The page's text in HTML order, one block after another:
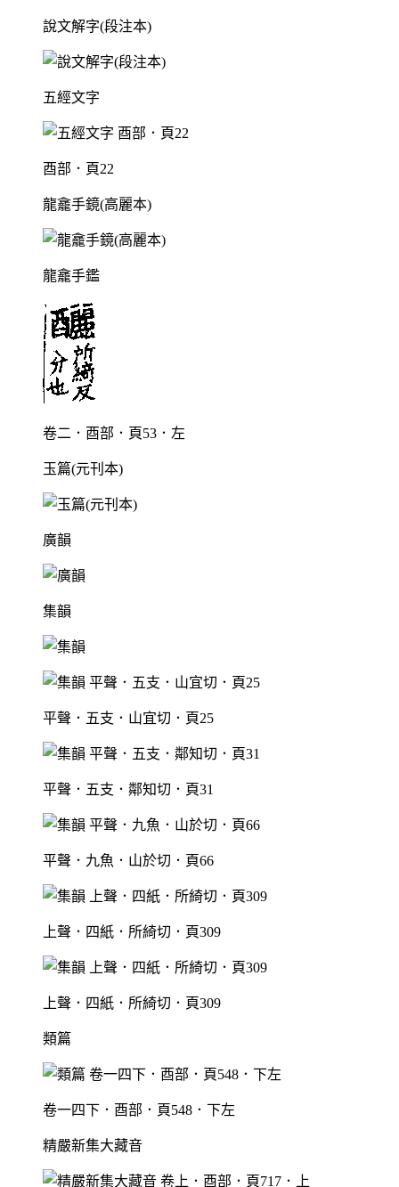
說文解字(段注本)
五經文字
酉部．頁22
龍龕手鏡(高麗本)
龍龕手鑑
卷二．酉部．頁53．左
玉篇(元刊本)
廣韻
集韻
平聲．五支．山宜切．頁25
平聲．五支．鄰知切．頁31
平聲．九魚．山於切．頁66
上聲．四紙．所綺切．頁309
上聲．四紙．所綺切．頁309
類篇
卷一四下．酉部．頁548．下左
精嚴新集大藏音